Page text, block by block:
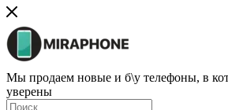
Мы продаем новые и б\у телефоны, в
уверены